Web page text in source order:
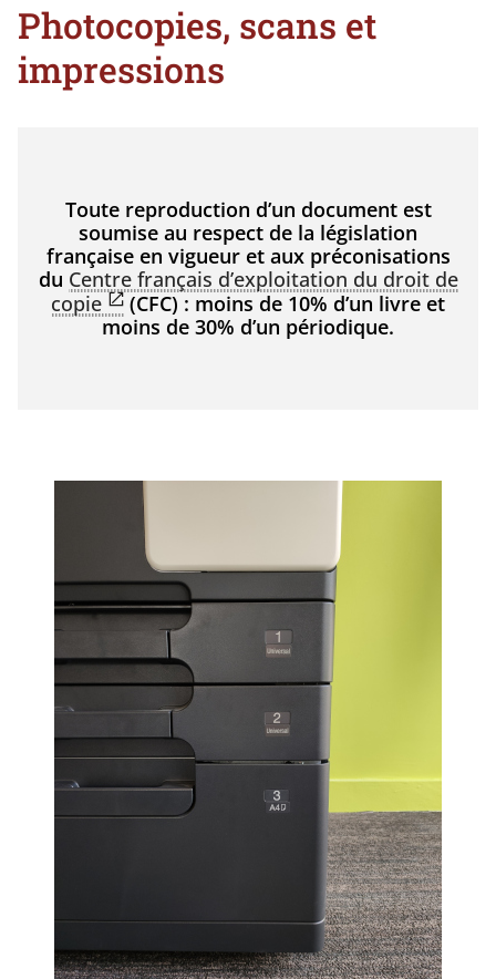
Photocopies, scans et
impressions
Toute reproduction d’un document est
soumise au respect de la législation
française en vigueur et aux préconisations
du Centre français d’exploitation du droit de
copie
(CFC) : moins de 10% d’un livre et
moins de 30% d’un périodique.